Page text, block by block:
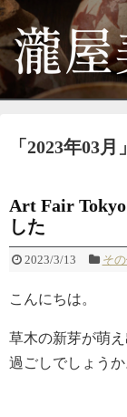
「 2023年03月 」
Art Fair
した
2023/3/13 そ
こんにちは。
草木の新芽が萌
過ごしでしょうか